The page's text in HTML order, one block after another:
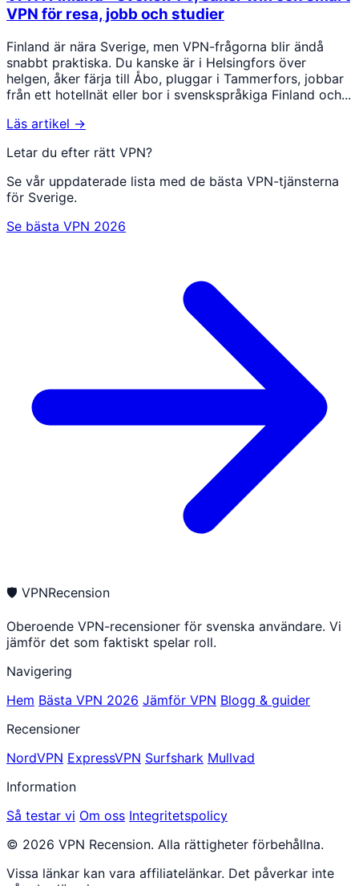
VPN för resa, jobb och studier
Finland är nära Sverige, men VPN-frågorna blir ändå
snabbt praktiska. Du kanske är i Helsingfors över
helgen, åker färja till Åbo, pluggar i Tammerfors, jobbar
från ett hotellnät eller bor i svenskspråkiga Finland och...
Läs artikel →
Letar du efter rätt VPN?
Se vår uppdaterade lista med de bästa VPN-tjänsterna
för Sverige.
Se bästa VPN 2026
🛡 VPNRecension
Oberoende VPN-recensioner för svenska användare. Vi
jämför det som faktiskt spelar roll.
Navigering
Hem Bästa VPN 2026 Jämför VPN Blogg & guider
Recensioner
NordVPN ExpressVPN Surfshark Mullvad
Information
Så testar vi Om oss Integritetspolicy
© 2026 VPN Recension. Alla rättigheter förbehållna.
Vissa länkar kan vara affiliatelänkar. Det påverkar inte